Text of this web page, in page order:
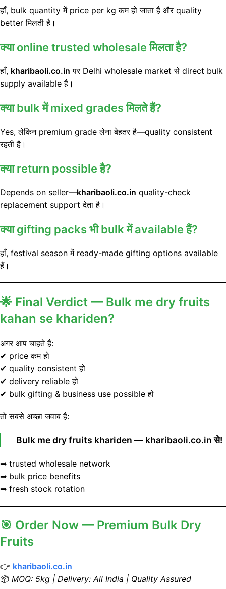
हाँ, bulk quantity में price per kg कम हो जाता है और quality
better मिलती है।
क्या online trusted wholesale मिलता है?
हाँ, kharibaoli.co.in पर Delhi wholesale market से direct bulk
supply available है।
क्या bulk में mixed grades मिलते हैं?
Yes, लेकिन premium grade लेना बेहतर है—quality consistent
रहती है।
क्या return possible है?
Depends on seller—kharibaoli.co.in quality-check
replacement support देता है।
क्या gifting packs भी bulk में available हैं?
हाँ, festival season में ready-made gifting options available
हैं।
🌟 Final Verdict — Bulk me dry fruits
kahan se khariden?
अगर आप चाहते हैं:
✔ price कम हो
✔ quality consistent हो
✔ delivery reliable हो
✔ bulk gifting & business use possible हो
तो सबसे अच्छा जवाब है:
Bulk me dry fruits khariden — kharibaoli.co.in से!
➡ trusted wholesale network
➡ bulk price benefits
➡ fresh stock rotation
🎯 Order Now — Premium Bulk Dry
Fruits
👉 kharibaoli.co.in
📦 MOQ: 5kg | Delivery: All India | Quality Assured